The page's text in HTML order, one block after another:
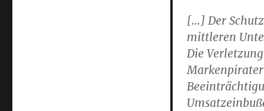
[…] Der
mittleren
Die